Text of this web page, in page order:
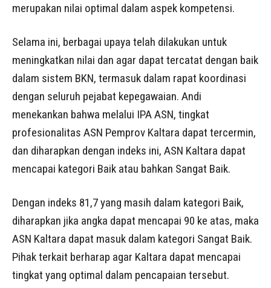
merupakan nilai optimal dalam aspek kompetensi.
Selama ini, berbagai upaya telah dilakukan untuk
meningkatkan nilai dan agar dapat tercatat dengan baik
dalam sistem BKN, termasuk dalam rapat koordinasi
dengan seluruh pejabat kepegawaian. Andi
menekankan bahwa melalui IPA ASN, tingkat
profesionalitas ASN Pemprov Kaltara dapat tercermin,
dan diharapkan dengan indeks ini, ASN Kaltara dapat
mencapai kategori Baik atau bahkan Sangat Baik.
Dengan indeks 81,7 yang masih dalam kategori Baik,
diharapkan jika angka dapat mencapai 90 ke atas, maka
ASN Kaltara dapat masuk dalam kategori Sangat Baik.
Pihak terkait berharap agar Kaltara dapat mencapai
tingkat yang optimal dalam pencapaian tersebut.